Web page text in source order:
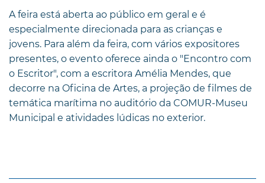
A feira está aberta ao público em geral e é
especialmente direcionada para as crianças e
jovens. Para além da feira, com vários expositores
presentes, o evento oferece ainda o "Encontro com
o Escritor", com a escritora Amélia Mendes, que
decorre na Oficina de Artes, a projeção de filmes de
temática marítima no auditório da COMUR-Museu
Municipal e atividades lúdicas no exterior.